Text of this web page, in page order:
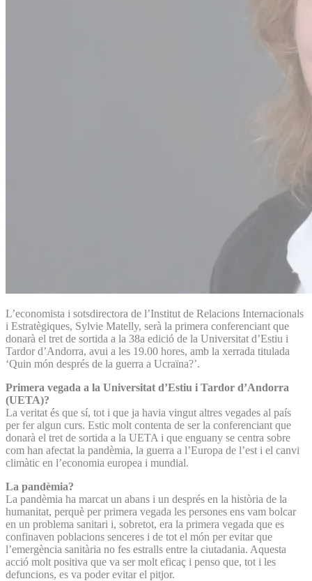
L’economista i sotsdirectora de l’Institut de Relacions Internacionals
i Estratègiques, Sylvie Matelly, serà la primera conferenciant que
donarà el tret de sortida a la 38a edició de la Universitat d’Estiu i
Tardor d’Andorra, avui a les 19.00 hores, amb la xerrada titulada
‘Quin món després de la guerra a Ucraïna?’.
Primera vegada a la Universitat d’Estiu i Tardor d’Andorra
(UETA)?
La veritat és que sí, tot i que ja havia vingut altres vegades al país
per fer algun curs. Estic molt contenta de ser la conferenciant que
donarà el tret de sortida a la UETA i que enguany se centra sobre
com han afectat la pandèmia, la guerra a l’Europa de l’est i el canvi
climàtic en l’economia europea i mundial.
La pandèmia?
La pandèmia ha marcat un abans i un després en la història de la
humanitat, perquè per primera vegada les persones ens vam bolcar
en un problema sanitari i, sobretot, era la primera vegada que es
confinaven poblacions senceres i de tot el món per evitar que
l’emergència sanitària no fes estralls entre la ciutadania. Aquesta
acció molt positiva que va ser molt eficaç i penso que, tot i les
defuncions, es va poder evitar el pitjor.